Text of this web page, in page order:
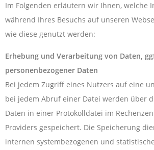
Im Folgenden erläutern wir Ihnen, welche
während Ihres Besuchs auf unseren
wie diese genutzt werden:
Erhebung und Verarbeitung von Daten,
personenbezogener Daten
Bei jedem Zugriff eines Nutzers auf eine
bei jedem Abruf einer Datei werden über
Daten in einer Protokolldatei im
Providers gespeichert. Die Speicherung
internen systembezogenen und